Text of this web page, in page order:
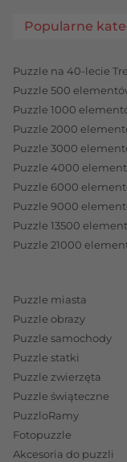
Popularne
Puzzle na 40-lecie
Puzzle 500
Puzzle 1000
Puzzle 2000
Puzzle 3000
Puzzle 4000
Puzzle 6000
Puzzle 9000
Puzzle 13500
Puzzle 21000
Puzzle miasta
Puzzle obrazy
Puzzle samochody
Puzzle statki
Puzzle zwierzęta
Puzzle świąteczne
PuzzloRamy
Fotopuzzle
Akcesoria do puzzli